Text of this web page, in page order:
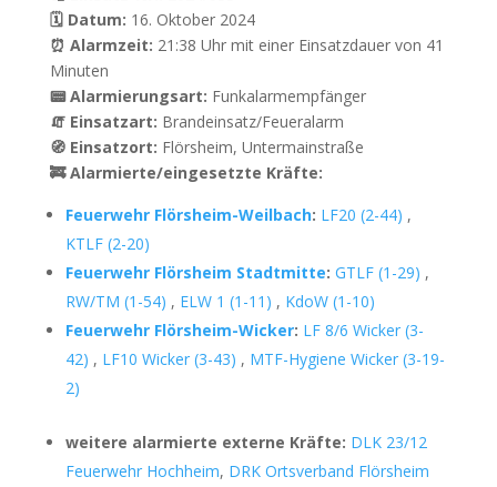
🗓 Datum: 16. Oktober 2024
⏰ Alarmzeit: 21:38 Uhr mit einer Einsatzdauer von 41
Minuten
📟 Alarmierungsart: Funkalarmempfänger
🧯 Einsatzart: Brandeinsatz/Feueralarm
🧭 Einsatzort: Flörsheim, Untermainstraße
🚒 Alarmierte/eingesetzte Kräfte:
Feuerwehr Flörsheim-Weilbach: LF20 (2-44) ,
KTLF (2-20)
Feuerwehr Flörsheim Stadtmitte: GTLF (1-29) ,
RW/TM (1-54) , ELW 1 (1-11) , KdoW (1-10)
Feuerwehr Flörsheim-Wicker: LF 8/6 Wicker (3-
42) , LF10 Wicker (3-43) , MTF-Hygiene Wicker (3-19-
2)
weitere alarmierte externe Kräfte: DLK 23/12
Feuerwehr Hochheim, DRK Ortsverband Flörsheim